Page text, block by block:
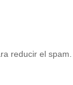
reducir el spam.